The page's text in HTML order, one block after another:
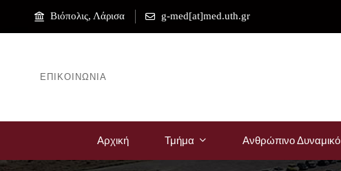
Βιόπολις, Λάρισα g-med[at]med.uth.gr
ΕΠΙΚΟΙΝΩΝΊΑ
Αρχική Τμήμα Ανθρώπινο Δυναμικό